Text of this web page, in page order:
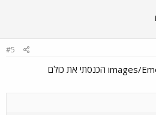
#5